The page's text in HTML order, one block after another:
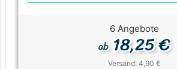
6 Angebote
ab18,25 €
Versand: 4,90 €